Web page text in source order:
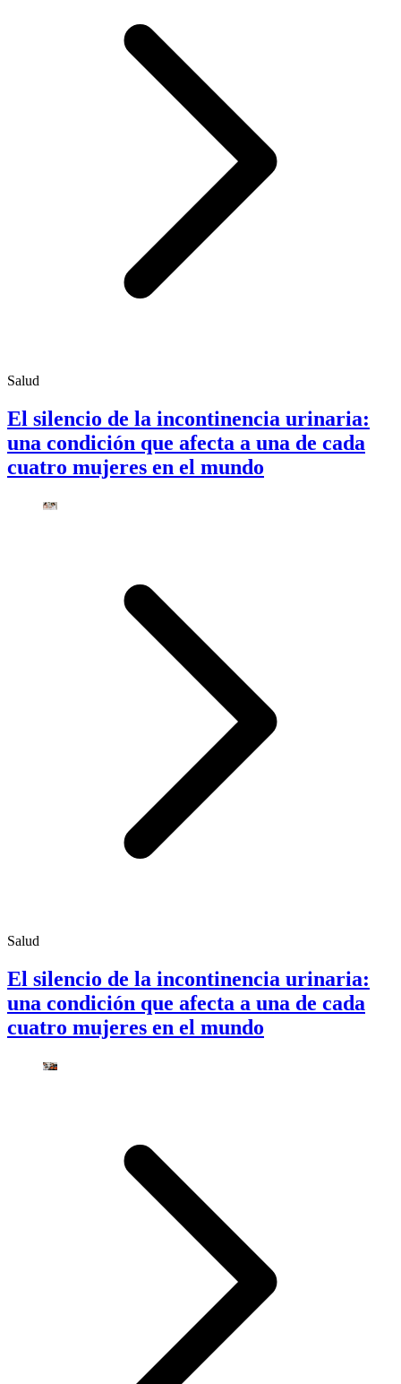
Salud
El silencio de la incontinencia urinaria:
una condición que afecta a una de cada
cuatro mujeres en el mundo
Salud
El silencio de la incontinencia urinaria:
una condición que afecta a una de cada
cuatro mujeres en el mundo